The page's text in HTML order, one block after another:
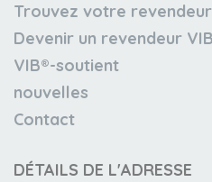
Trouvez votre
Devenir un revendeur
VIB®-soutient
nouvelles
Contact
DÉTAILS DE L'ADRESSE